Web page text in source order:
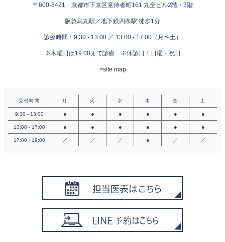
〒600-8421 京都市下京区童侍者町161 丸全ビル2階・3階
阪急烏丸駅／地下鉄四条駅 徒歩1分
診療時間：9:30 - 13:00 ／ 13:00 - 17:00（月〜土）
※木曜日は19:00まで診療 ※休診日：日曜・祝日
>site map
受付時間 月 火 水 木 金 土
9:30 - 13:00 ● ● ● ● ● ●
13:00 - 17:00 ● ● ● ● ● ●
17:00 - 19:00 ／ ／ ／ ● ／ ／